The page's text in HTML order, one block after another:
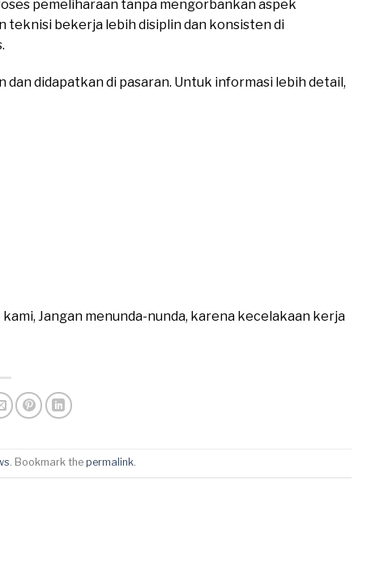
pemeliharaan tanpa mengorbankan aspek
teknisi bekerja lebih disiplin dan konsisten di
dan didapatkan di pasaran. Untuk informasi lebih detail,
Jangan menunda-nunda, karena kecelakaan kerja
. Bookmark the permalink.